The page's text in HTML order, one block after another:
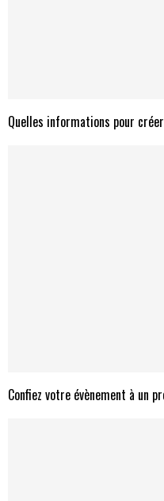
Quelles informations pour
Confiez votre évènement à un